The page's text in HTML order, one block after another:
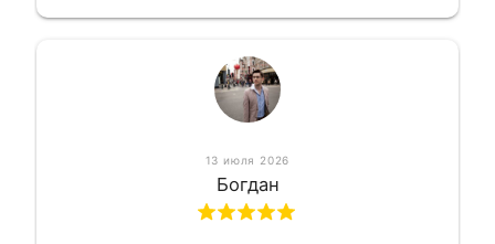
13 июля 2026
Богдан